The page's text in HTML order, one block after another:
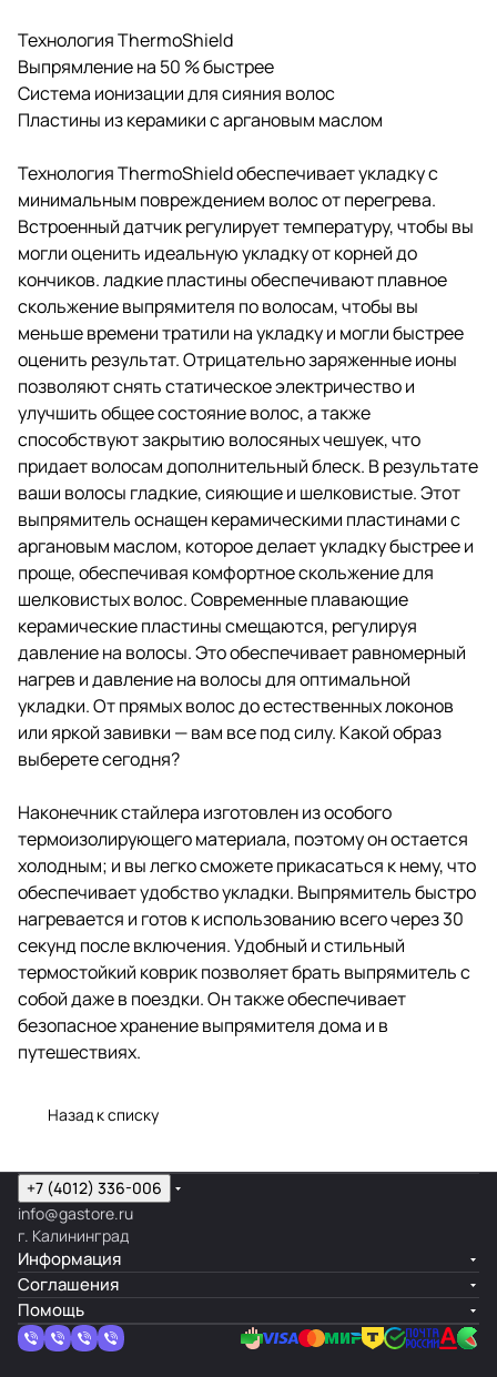
Технология ThermoShield
Выпрямление на 50 % быстрее
Система ионизации для сияния волос
Пластины из керамики с аргановым маслом
Технология ThermoShield обеспечивает укладку с
минимальным повреждением волос от перегрева.
Встроенный датчик регулирует температуру, чтобы вы
могли оценить идеальную укладку от корней до
кончиков. ладкие пластины обеспечивают плавное
скольжение выпрямителя по волосам, чтобы вы
меньше времени тратили на укладку и могли быстрее
оценить результат. Отрицательно заряженные ионы
позволяют снять статическое электричество и
улучшить общее состояние волос, а также
способствуют закрытию волосяных чешуек, что
придает волосам дополнительный блеск. В результате
ваши волосы гладкие, сияющие и шелковистые. Этот
выпрямитель оснащен керамическими пластинами с
аргановым маслом, которое делает укладку быстрее и
проще, обеспечивая комфортное скольжение для
шелковистых волос. Современные плавающие
керамические пластины смещаются, регулируя
давление на волосы. Это обеспечивает равномерный
нагрев и давление на волосы для оптимальной
укладки. От прямых волос до естественных локонов
или яркой завивки — вам все под силу. Какой образ
выберете сегодня?
Наконечник стайлера изготовлен из особого
термоизолирующего материала, поэтому он остается
холодным; и вы легко сможете прикасаться к нему, что
обеспечивает удобство укладки. Выпрямитель быстро
нагревается и готов к использованию всего через 30
секунд после включения. Удобный и стильный
термостойкий коврик позволяет брать выпрямитель с
собой даже в поездки. Он также обеспечивает
безопасное хранение выпрямителя дома и в
путешествиях.
Назад к списку
+7 (4012) 336-006
info@gastore.ru
г. Калининград
Информация
Соглашения
Помощь